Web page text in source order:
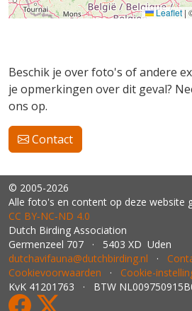
Leaflet|
Beschik je over foto's of andere
je opmerkingen over dit geval?
ons op.
Contact
© 2005-2026
Alle foto's en content op deze website
CC BY‑NC‑ND 4.0
Dutch Birding Association
Germenzeel 707 · 5403 XD Uden
dutchavifauna@dutchbirding.nl ·
Cookievoorwaarden · Cookie-
KvK 41201763 · BTW